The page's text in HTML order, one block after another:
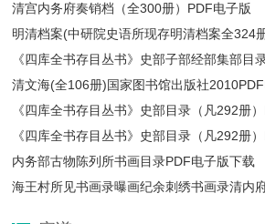
清宫内务府奏销档（全300册）PDF电子版
明清档案(中研院史语所现存明清档案全324
《四库全书存目丛书》史部子部经部集部目
清文海(全106册)国家图书馆出版社
《四库全书存目丛书》史部目录（凡292册
《四库全书存目丛书》史部目录（凡292册
内务部古物陈列所书画目录PDF电子版下载